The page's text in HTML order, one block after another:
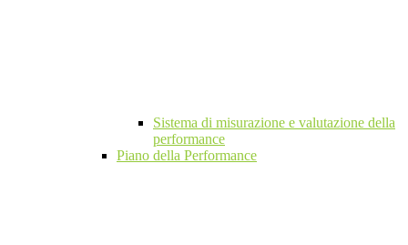
Sistema di misurazione e valutazione della
performance
Piano della Performance